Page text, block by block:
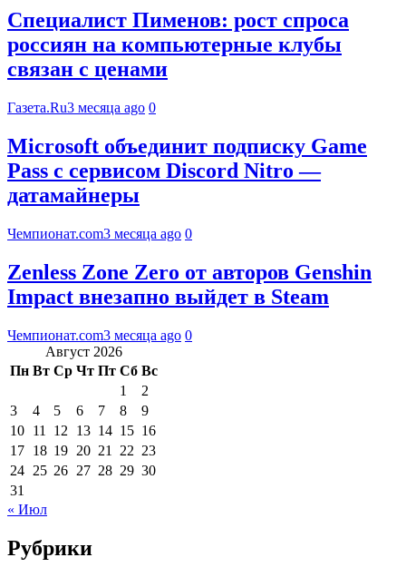
Специалист Пименов: рост спроса
россиян на компьютерные клубы
связан с ценами
Газета.Ru3 месяца ago 0
Microsoft объединит подписку Game
Pass с сервисом Discord Nitro —
датамайнеры
Чемпионат.com3 месяца ago 0
Zenless Zone Zero от авторов Genshin
Impact внезапно выйдет в Steam
Чемпионат.com3 месяца ago 0
Август 2026
Пн Вт Ср Чт Пт Сб Вс
1
2
3
4 5 6 7 8
9
10 11 12 13 14 15 16
17 18 19 20 21 22 23
24 25 26 27 28 29 30
31
« Июл
Рубрики